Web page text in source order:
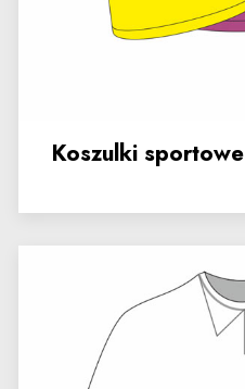
Koszulki sportowe